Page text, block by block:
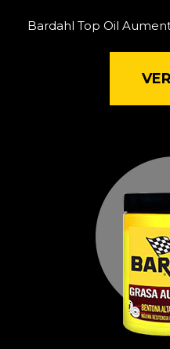
Bardahl Top Oil